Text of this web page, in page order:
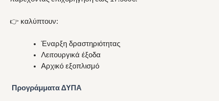
👉 καλύπτουν:
Έναρξη δραστηριότητας
Λειτουργικά έξοδα
Αρχικό εξοπλισμό
Προγράμματα ΔΥΠΑ